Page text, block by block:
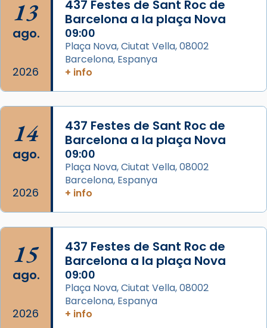
Josep Omella, ha presidit la missa i l’ha
concelebrat el bisbe auxiliar de Barcelona,
Mons. David Abadías.
📸 Dr. G. Simón
Arquebisbat de Barcelona
2 weeks ago
Memòria de les santes Juliana i
Semproniana, verges i màrtirs.
Acompanyant la història de sant Cugat, a
partir de l’Edat Mitjana sorgeix la tradició
que les santes Juliana (“relatiu a Júlia”) i
Semproniana (“relatiu a Semprònia =
eterna”) són deixebles seves. I l’any 1667, el
frare Joan Gaspar Roig, afirma en una obra
que les santes són filles de l’antiga Iluro.
Mataró en reivindicarà les relíq
...
13
ago.
2026
437 Festes de Sant Roc de
Barcelona a la plaça Nova
09:00
Plaça Nova, Ciutat Vella, 08002
Barcelona, Espanya
+ info
14
ago.
2026
437 Festes de Sant Roc de
Barcelona a la plaça Nova
09:00
Plaça Nova, Ciutat Vella, 08002
Barcelona, Espanya
+ info
15
ago.
2026
437 Festes de Sant Roc de
Barcelona a la plaça Nova
09:00
Plaça Nova, Ciutat Vella, 08002
Barcelona, Espanya
+ info